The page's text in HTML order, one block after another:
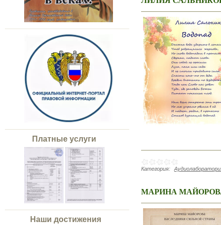
Платные услуги
Наши достижения
Категория:
МАРИНА